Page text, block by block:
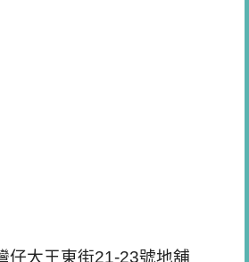
仔大王東街21-23號地舖